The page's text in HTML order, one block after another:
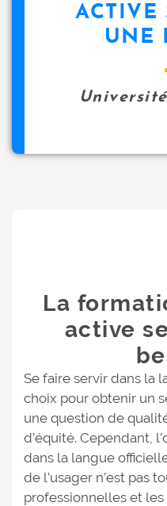
ACTIVE
UNE
La
active
Se faire servir dans la
choix pour obtenir un
une question de
d’équité. Cependant,
dans la langue
de l’usager n’est pas
professionnelles et